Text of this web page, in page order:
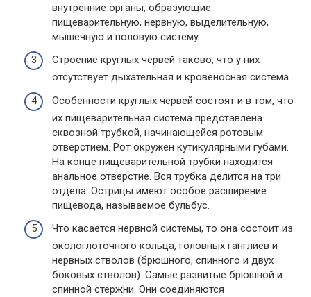
внутренние органы, образующие
пищеварительную, нервную, выделительную,
мышечную и половую систему.
Строение круглых червей таково, что у них
отсутствует дыхательная и кровеносная система.
Особенности круглых червей состоят и в том, что
их пищеварительная система представлена
сквозной трубкой, начинающейся ротовым
отверстием. Рот окружен кутикулярными губами.
На конце пищеварительной трубки находится
анальное отверстие. Вся трубка делится на три
отдела. Острицы имеют особое расширение
пищевода, называемое бульбус.
Что касается нервной системы, то она состоит из
окологлоточного кольца, головных ганглиев и
нервных стволов (брюшного, спинного и двух
боковых стволов). Самые развитые брюшной и
спинной стержни. Они соединяются